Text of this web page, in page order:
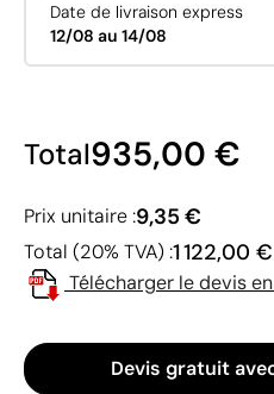
Date de livraison express
12/08 au 14/08
Total935,00 €
Prix unitaire :9,35 €
Total (20% TVA) :1 122,00 €
Télécharger le devis en
Devis gratuit